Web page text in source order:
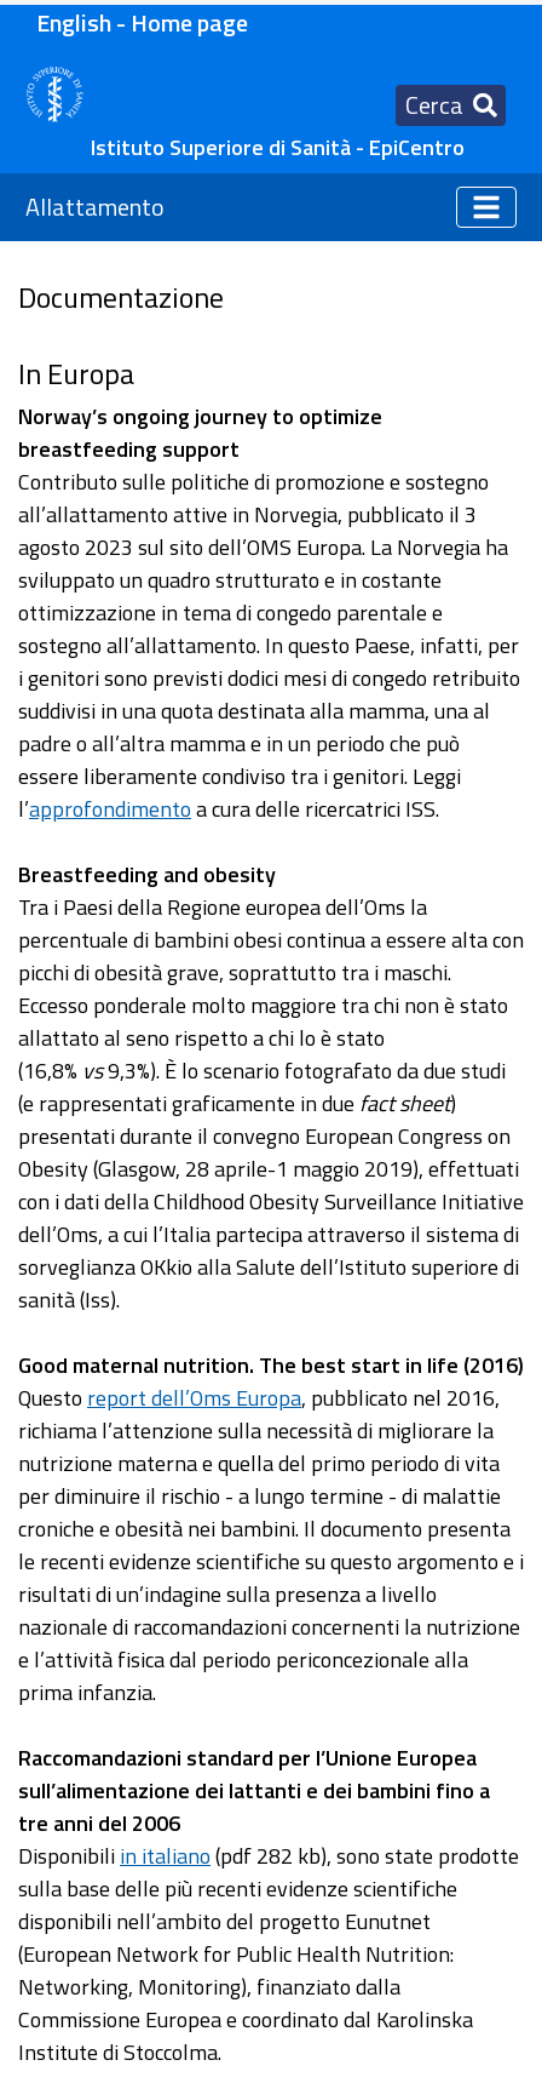
English - Home page
Cerca
Istituto Superiore di Sanità - EpiCentro
Allattamento
Documentazione
In Europa
Norway’s ongoing journey to optimize
breastfeeding support
Contributo sulle politiche di promozione e sostegno
all’allattamento attive in Norvegia, pubblicato il 3
agosto 2023 sul sito dell’OMS Europa. La Norvegia ha
sviluppato un quadro strutturato e in costante
ottimizzazione in tema di congedo parentale e
sostegno all’allattamento. In questo Paese, infatti, per
i genitori sono previsti dodici mesi di congedo retribuito
suddivisi in una quota destinata alla mamma, una al
padre o all’altra mamma e in un periodo che può
essere liberamente condiviso tra i genitori. Leggi
l’approfondimentoa cura delle ricercatrici ISS.
Breastfeeding and obesity
Tra i Paesi della Regione europea dell’Oms la
percentuale di bambini obesi continua a essere alta con
picchi di obesità grave, soprattutto tra i maschi.
Eccesso ponderale molto maggiore tra chi non è stato
allattato al seno rispetto a chi lo è stato
(16,8% vs9,3%). È lo scenario fotografato da due studi
(e rappresentati graficamente in due fact sheet)
presentati durante il convegno European Congress on
Obesity (Glasgow, 28 aprile-1 maggio 2019), effettuati
con i dati della Childhood Obesity Surveillance Initiative
dell’Oms, a cui l’Italia partecipa attraverso il sistema di
sorveglianza OKkio alla Salute dell’Istituto superiore di
sanità (Iss).
Good maternal nutrition. The best start in life (2016)
Questo report dell’Oms Europa, pubblicato nel 2016,
richiama l’attenzione sulla necessità di migliorare la
nutrizione materna e quella del primo periodo di vita
per diminuire il rischio - a lungo termine - di malattie
croniche e obesità nei bambini. Il documento presenta
le recenti evidenze scientifiche su questo argomento e i
risultati di un’indagine sulla presenza a livello
nazionale di raccomandazioni concernenti la nutrizione
e l’attività fisica dal periodo periconcezionale alla
prima infanzia.
Raccomandazioni standard per l’Unione Europea
sull’alimentazione dei lattanti e dei bambini fino a
tre anni del 2006
Disponibiliin italiano(pdf 282 kb), sono state prodotte
sulla base delle più recenti evidenze scientifiche
disponibili nell’ambito del progetto Eunutnet
(European Network for Public Health Nutrition:
Networking, Monitoring), finanziato dalla
Commissione Europea e coordinato dal Karolinska
Institute di Stoccolma.